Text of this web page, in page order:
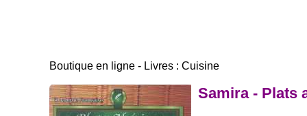
Boutique en ligne - Livres : Cuisine
Samira - Plats